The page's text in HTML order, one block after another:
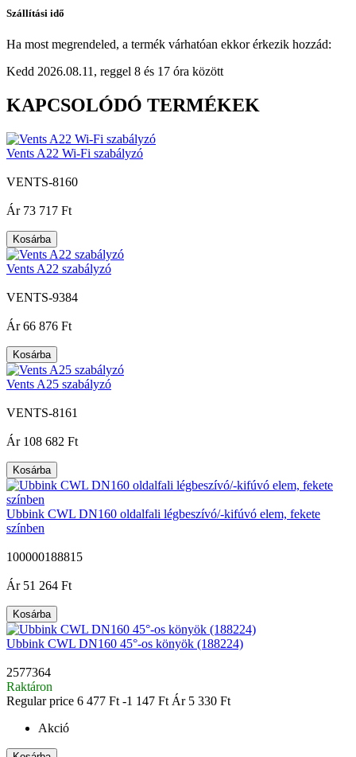
Szállítási idő
Ha most megrendeled, a termék várhatóan ekkor érkezik hozzád:
Kedd 2026.08.11, reggel 8 és 17 óra között
KAPCSOLÓDÓ TERMÉKEK
Vents A22 Wi-Fi szabályzó
VENTS-8160
Ár 73 717 Ft
Kosárba
Vents A22 szabályzó
VENTS-9384
Ár 66 876 Ft
Kosárba
Vents A25 szabályzó
VENTS-8161
Ár 108 682 Ft
Kosárba
Ubbink CWL DN160 oldalfali légbeszívó/-kifúvó elem, fekete
színben
100000188815
Ár 51 264 Ft
Kosárba
Ubbink CWL DN160 45°-os könyök (188224)
2577364
Raktáron
Regular price 6 477 Ft -1 147 Ft Ár 5 330 Ft
Akció